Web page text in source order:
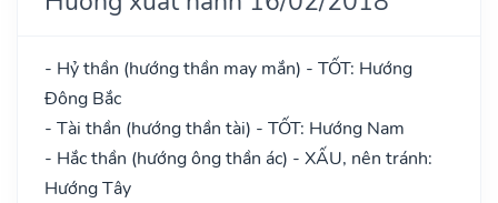
- Hỷ thần (hướng thần may mắn) - TỐT: Hướng
Đông Bắc
- Tài thần (hướng thần tài) - TỐT: Hướng Nam
- Hắc thần (hướng ông thần ác) - XẤU, nên tránh:
Hướng Tây